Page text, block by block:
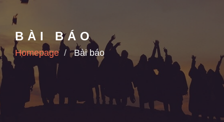
BÀI BÁO
Homepage Bài báo